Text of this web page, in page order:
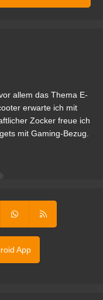
allem das Thema E-
erwarte ich mit
Zocker freue ich
mit Gaming-Bezug.
App